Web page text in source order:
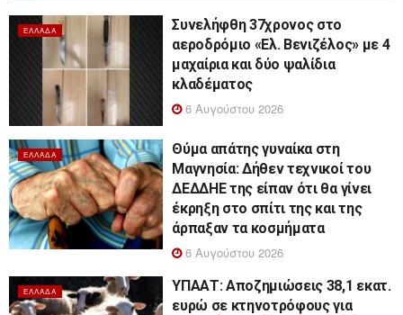
ΕΛΛΆΔΑ
Συνελήφθη 37χρονος στο
αεροδρόμιο «Ελ. Βενιζέλος» με 4
μαχαίρια και δύο ψαλίδια
κλαδέματος
6 Αυγούστου 2026
ΕΛΛΆΔΑ
Θύμα απάτης γυναίκα στη
Μαγνησία: Δήθεν τεχνικοί του
ΔΕΔΔΗΕ της είπαν ότι θα γίνει
έκρηξη στο σπίτι της και της
άρπαξαν τα κοσμήματα
6 Αυγούστου 2026
ΕΛΛΆΔΑ
ΥΠΑΑΤ: Αποζημιώσεις 38,1 εκατ.
ευρώ σε κτηνοτρόφους για